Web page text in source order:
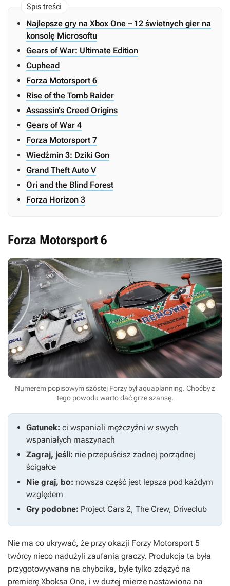
Najlepsze gry na Xbox One – 12 świetnych gier na
konsolę Microsoftu
Gears of War: Ultimate Edition
Cuphead
Forza Motorsport 6
Rise of the Tomb Raider
Assassin’s Creed Origins
Gears of War 4
Forza Motorsport 7
Wiedźmin 3: Dziki Gon
Grand Theft Auto V
Ori and the Blind Forest
Forza Horizon 3
Forza Motorsport 6
Numerem popisowym szóstej Forzy był aquaplanning. Choćby z
tego powodu warto dać grze szansę.
Gatunek: ci wspaniali mężczyźni w swych
wspaniałych maszynach
Zagraj, jeśli: nie przepuścisz żadnej porządnej
ścigałce
Nie graj, bo: nowsza część jest lepsza pod każdym
względem
Gry podobne: Project Cars 2, The Crew, Driveclub
Nie ma co ukrywać, że przy okazji Forzy Motorsport 5
twórcy nieco nadużyli zaufania graczy. Produkcja ta była
przygotowywana na chybcika, byle tylko zdążyć na
premierę Xboksa One, i w dużej mierze nastawiona na